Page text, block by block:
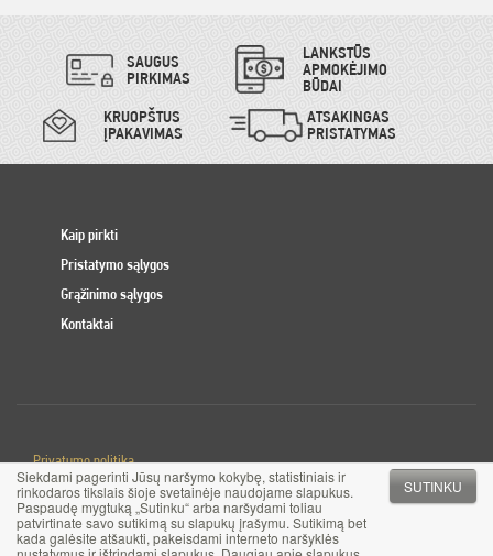
Siekdami pagerinti Jūsų naršymo kokybę, statistiniais ir
rinkodaros tikslais šioje svetainėje naudojame slapukus.
Paspaudę mygtuką „Sutinku“ arba naršydami toliau
patvirtinate savo sutikimą su slapukų įrašymu. Sutikimą bet
kada galėsite atšaukti, pakeisdami interneto naršyklės
SUTINKU
SAUGUS
PIRKIMAS
LANKSTŪS
APMOKĖJIMO
BŪDAI
KRUOPŠTUS
ĮPAKAVIMAS
ATSAKINGAS
PRISTATYMAS
Kaip pirkti
Pristatymo sąlygos
Grąžinimo sąlygos
Kontaktai
Privatumo politika
Slapuku politika
© 2017 MB Pinigai.lt. Visos teisės saugomos